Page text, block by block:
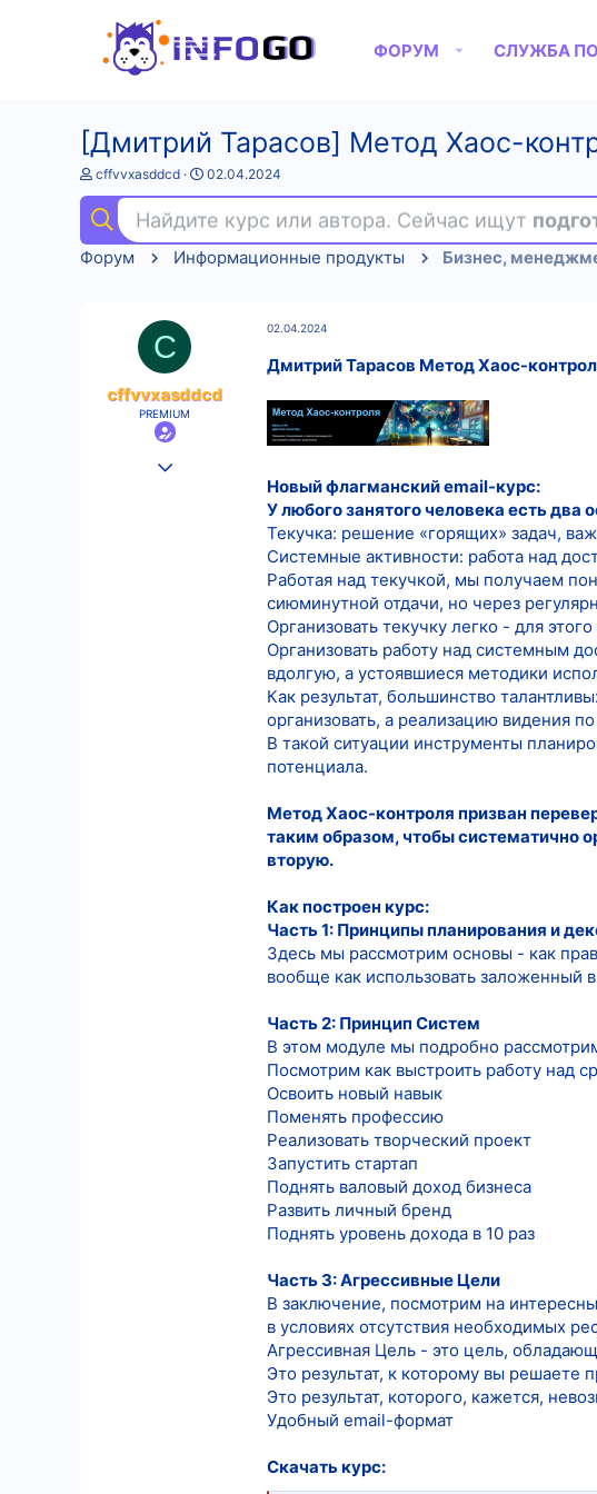
ФОРУМ СЛУЖБА
[Дмитрий Тарасов] Метод Хаос-
А
т
о
р
т
cffvvxasddcd
Д
а
н
а
02.04.2024
Найдите курс или автора. Сейчас ищут
Форум
Информационные продукты Бизнес,
C
cffvvxasddcd
PREMIUM
02.04.2024
Дмитрий Тарасов Метод Хаос-
Новый флагманский email-курс:
У любого занятого человека есть два
Текучка: решение «горящих» задач,
Системные активности: работа над
Работая над текучкой, мы получаем
сиюминутной отдачи, но через
Организовать текучку легко - для
Организовать работу над системным
вдолгую, а устоявшиеся методики
Как результат, большинство
организовать, а реализацию видения
В такой ситуации инструменты
потенциала.
Метод Хаос-контроля призван
таким образом, чтобы систематично
вторую.
Как построен курс:
Часть 1: Принципы планирования и
Здесь мы рассмотрим основы - как
вообще как использовать заложенный
Часть 2: Принцип Систем
В этом модуле мы подробно
Посмотрим как выстроить работу над
Освоить новый навык
Поменять профессию
Реализовать творческий проект
Запустить стартап
Поднять валовый доход бизнеса
Развить личный бренд
Поднять уровень дохода в 10 раз
Часть 3: Агрессивные Цели
В заключение, посмотрим на
в условиях отсутствия необходимых
Агрессивная Цель - это цель,
Это результат, к которому вы решаете
Это результат, которого, кажется,
Удобный email-формат
Скачать курс: